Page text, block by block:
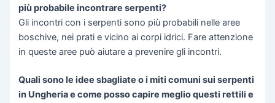
più probabile incontrare serpenti?
Gli incontri con i serpenti sono più probabili nelle aree
boschive, nei prati e vicino ai corpi idrici. Fare attenzione
in queste aree può aiutare a prevenire gli incontri.
Quali sono le idee sbagliate o i miti comuni sui serpenti
in Ungheria e come posso capire meglio questi rettili e